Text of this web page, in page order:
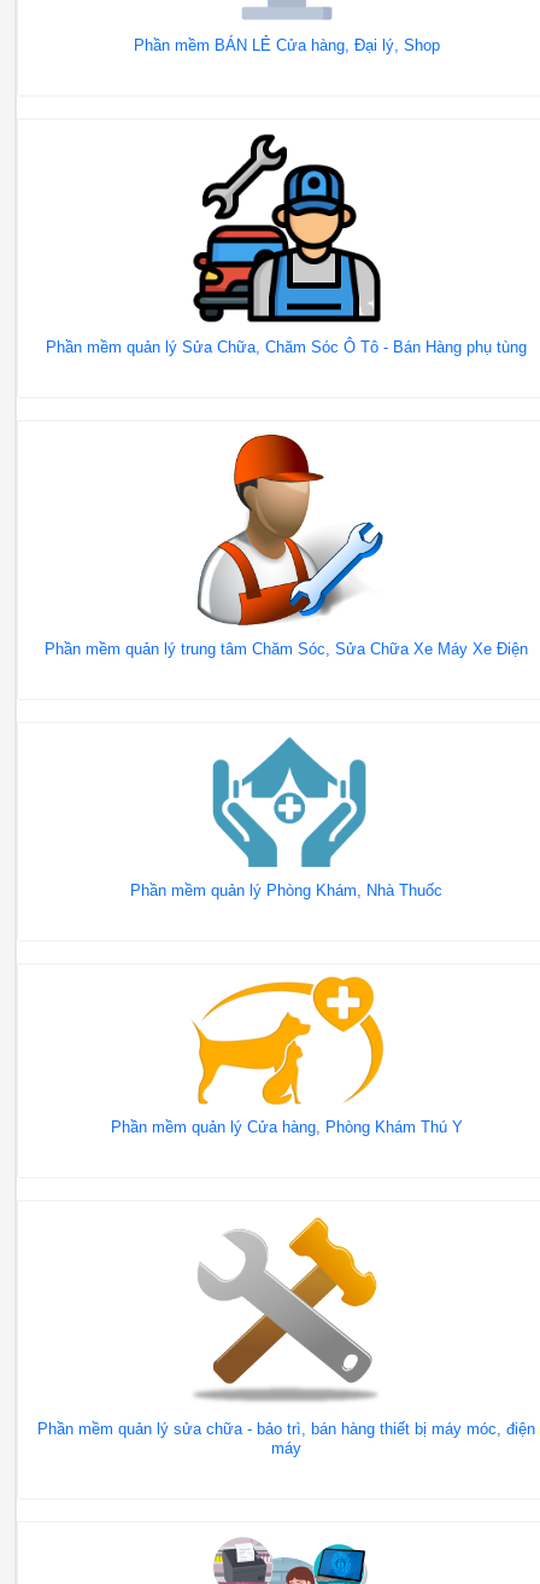
Phần mềm BÁN LẺ Cửa hàng, Đại lý, Shop
Phần mềm quản lý Sửa Chữa, Chăm Sóc Ô Tô - Bán Hàng phụ tùng
Phần mềm quản lý trung tâm Chăm Sóc, Sửa Chữa Xe Máy Xe Điện
Phần mềm quản lý Phòng Khám, Nhà Thuốc
Phần mềm quản lý Cửa hàng, Phòng Khám Thú Y
Phần mềm quản lý sửa chữa - bảo trì, bán hàng thiết bị máy móc, điện
máy